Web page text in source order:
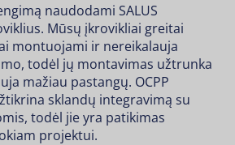
naudodami SALUS
Mūsų įkrovikliai greitai
montuojami ir nereikalauja
todėl jų montavimas užtrunka
mažiau pastangų. OCPP
sklandų integravimą su
todėl jie yra patikimas
projektui.